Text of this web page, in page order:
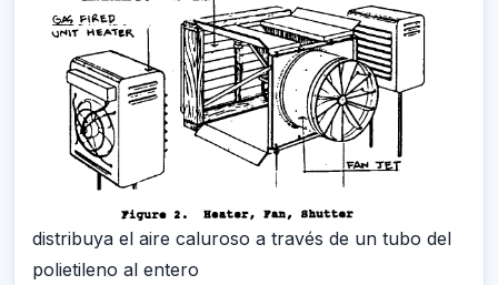
distribuya el aire caluroso a través de un tubo del
polietileno al entero